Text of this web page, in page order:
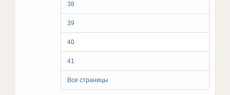
38
39
40
41
Все страницы